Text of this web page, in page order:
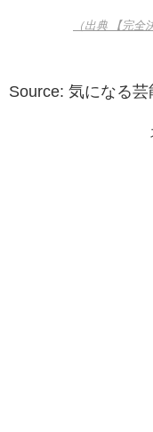
（出典 【完全
Source: 気になる芸